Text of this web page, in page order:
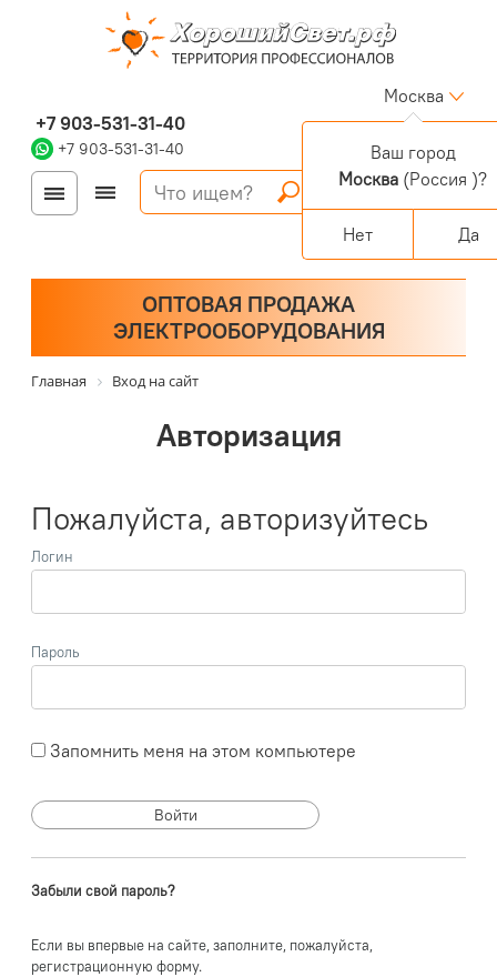
+7 903-531-31-40
+7 903-531-31-40
Москва
Войти
Регистрация
Корзина
0 позиций
Персональный раздел
ОПТОВАЯ ПРОДАЖА
ЭЛЕКТРООБОРУДОВАНИЯ
Главная Вход на сайт
Авторизация
Пожалуйста, авторизуйтесь
Логин
Пароль
Запомнить меня на этом компьютере
Забыли свой пароль?
Если вы впервые на сайте, заполните, пожалуйста,
регистрационную форму.
Ваш город
Москва (Россия )?
Нет Да